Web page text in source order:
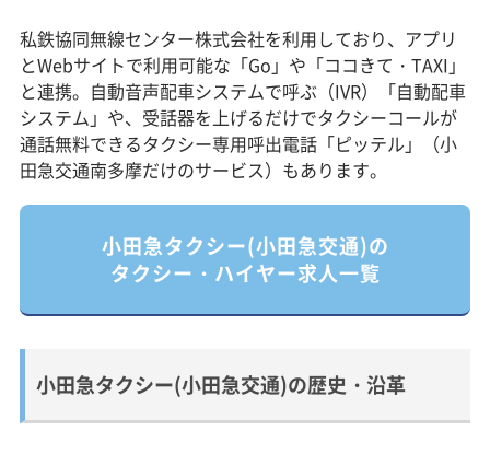
私鉄協同無線センター株式会社を利用しており、アプリ
とWebサイトで利用可能な「Go」や「ココきて・TAXI」
と連携。自動音声配車システムで呼ぶ（IVR）「自動配車
システム」や、受話器を上げるだけでタクシーコールが
通話無料できるタクシー専用呼出電話「ピッテル」（小
田急交通南多摩だけのサービス）もあります。
小田急タクシー(小田急交通)の
タクシー・ハイヤー求人一覧
小田急タクシー(小田急交通)の歴史・沿革